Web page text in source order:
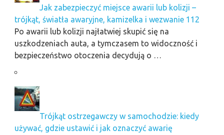
Jak zabezpieczyć miejsce awarii lub kolizji –
trójkąt, światła awaryjne, kamizelka i wezwanie 112
Po awarii lub kolizji najłatwiej skupić się na
uszkodzeniach auta, a tymczasem to widoczność i
bezpieczeństwo otoczenia decydują o …
Trójkąt ostrzegawczy w samochodzie: kiedy
używać, gdzie ustawić i jak oznaczyć awarię